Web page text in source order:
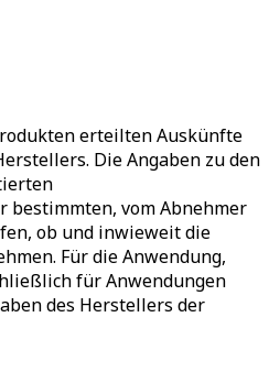
erteilten Auskünfte
Die Angaben zu den
bestimmten, vom Abnehmer
ob und inwieweit die
Für die Anwendung,
für Anwendungen
des Herstellers der